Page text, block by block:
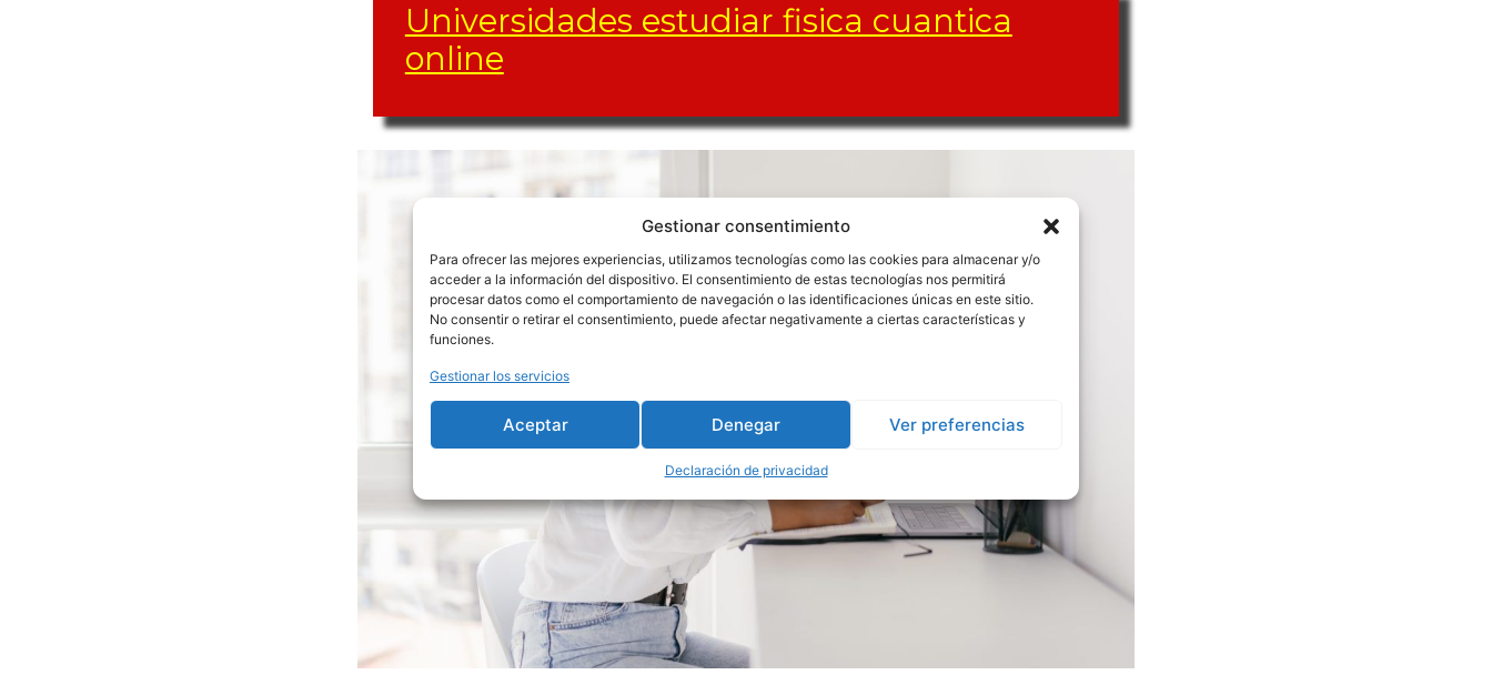
Gestionar consentimiento
Para ofrecer las mejores experiencias, utilizamos tecnologías como las cookies para almacenar y/o
acceder a la información del dispositivo. El consentimiento de estas tecnologías nos permitirá
procesar datos como el comportamiento de navegación o las identificaciones únicas en este sitio.
No consentir o retirar el consentimiento, puede afectar negativamente a ciertas características y
funciones.
Gestionar los servicios
Aceptar Denegar Ver preferencias
Declaración de privacidad
Universidades estudiar fisica cuantica
online
El conjunto de asignaturas y créditos (créditos ETCS) varía de una carrera a
otra, de la misma forma que las asignaturas optativas varían también.
Andalucía
Universidad de Almería
Universidad de Cádiz
Universidad de Córdoba
Universidad de Huelva
Universidad Internacional de Andalucía
Universidad de Jaén